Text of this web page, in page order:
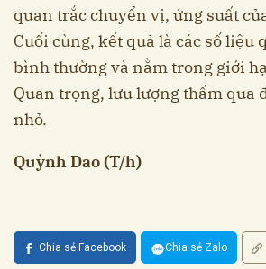
quan trắc chuyển vị, ứng suất
Cuối cùng, kết quả là các số liệu
bình thường và nằm trong giới
Quan trọng, lưu lượng thấm qua
nhỏ.
Quỳnh Dao (T/h)
Chia sẻ Facebook Chia sẻ Zalo